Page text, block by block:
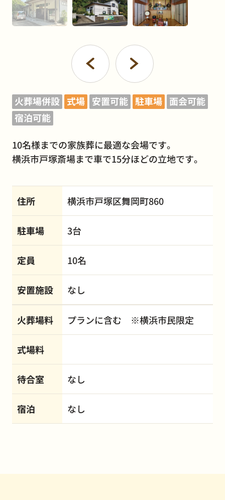
火葬場併設 式場 安置可能 駐車場 面会可能
宿泊可能
10名様までの家族葬に最適な会場です。
横浜市戸塚斎場まで車で15分ほどの立地です。
住所 横浜市戸塚区舞岡町860
駐車場 3台
定員 10名
安置施設 なし
火葬場料 プランに含む ※横浜市民限定
式場料
待合室 なし
宿泊 なし